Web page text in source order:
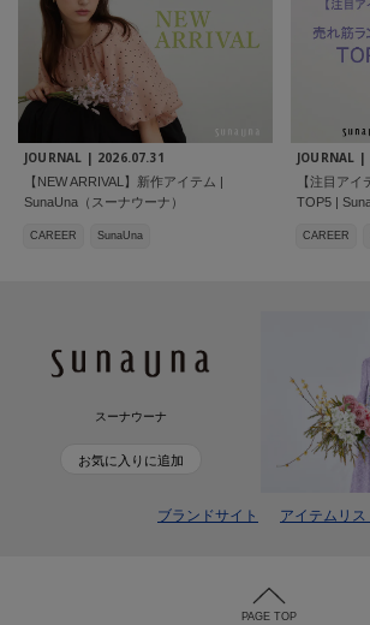
JOURNAL | 2026.07.31
【NEW ARRIVAL】新作アイテム |
SunaUna（スーナウーナ）
CAREER SunaUna
JOURNAL |
【注目ア
TOP5 |
CAREER
スーナウーナ
お気に入りに追加
ブランドサイト アイテムリス
PAGE TOP